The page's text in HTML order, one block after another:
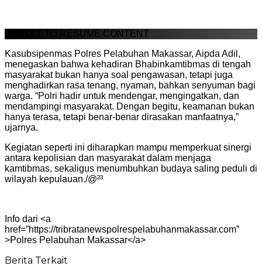
SCROLL TO RESUME CONTENT
Kasubsipenmas Polres Pelabuhan Makassar, Aipda Adil,
menegaskan bahwa kehadiran Bhabinkamtibmas di tengah
masyarakat bukan hanya soal pengawasan, tetapi juga
menghadirkan rasa tenang, nyaman, bahkan senyuman bagi
warga. “Polri hadir untuk mendengar, mengingatkan, dan
mendampingi masyarakat. Dengan begitu, keamanan bukan
hanya terasa, tetapi benar-benar dirasakan manfaatnya,”
ujarnya.
Kegiatan seperti ini diharapkan mampu memperkuat sinergi
antara kepolisian dan masyarakat dalam menjaga
kamtibmas, sekaligus menumbuhkan budaya saling peduli di
wilayah kepulauan./@²³
Info dari <a
href=”https://tribratanewspolrespelabuhanmakassar.com”
>Polres Pelabuhan Makassar</a>
Berita Terkait